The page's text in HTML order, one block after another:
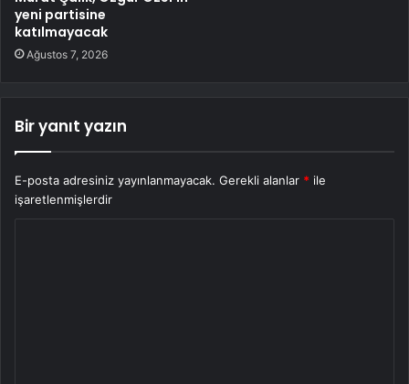
yeni partisine
katılmayacak
Ağustos 7, 2026
Bir yanıt yazın
E-posta adresiniz yayınlanmayacak. Gerekli alanlar * ile
işaretlenmişlerdir